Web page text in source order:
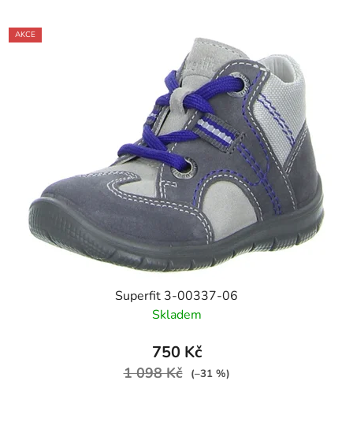
AKCE
Superfit 3-00337-06
Skladem
750 Kč
1 098 Kč (–31 %)